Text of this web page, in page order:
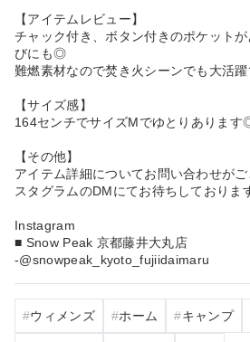
【アイテムレビュー】
チャック付き、ボタン付きのポケット
びにも◎
難燃素材なので焚き火シーンでも大活躍
【サイズ感】
164センチでサイズMでゆとりありま
【その他】
アイテム詳細についてお問い合わせが
スタグラムのDMにてお待ちしておりま
Instagram
■ Snow Peak 京都藤井大丸店
-@snowpeak_kyoto_fujiidaimaru
ウィメンズ ホーム キャンプ